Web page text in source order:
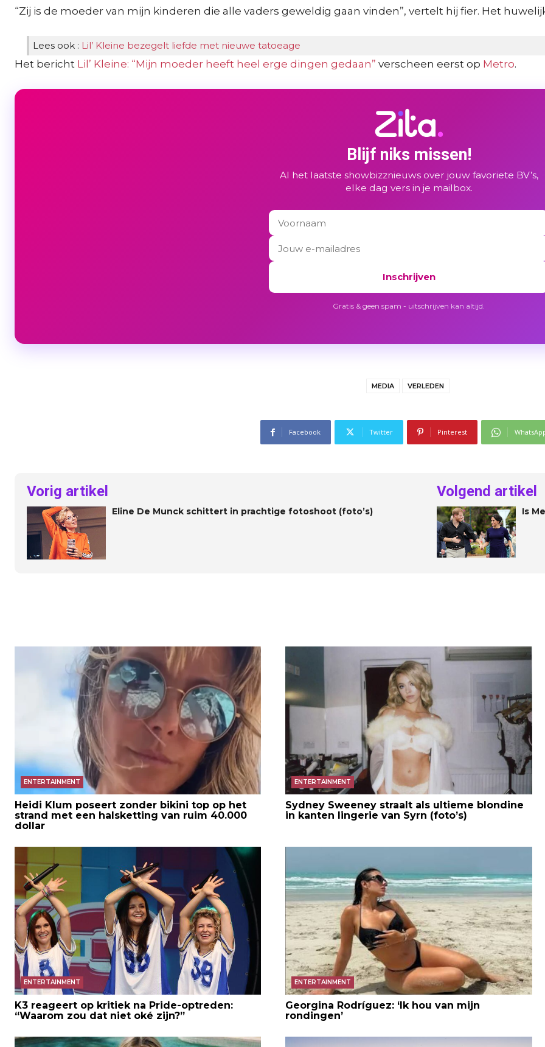
“Zij is de moeder van mijn kinderen die alle vaders geweldig gaan vinden”, vertelt hij fier. Het
Lees ook : Lil’ Kleine bezegelt liefde met nieuwe tatoeage
Het bericht Lil’ Kleine: “Mijn moeder heeft heel erge dingen gedaan” verscheen eerst op Metro.
Blijf niks missen!
Al het laatste showbizznieuws over jouw favoriete BV’s,
elke dag vers in je mailbox.
Inschrijven
Gratis & geen spam - uitschrijven kan altijd.
MEDIA VERLEDEN
Facebook Twitter Pinterest
Vorig artikel
Eline De Munck schittert in prachtige fotoshoot (foto’s)
Volgend artikel
Is
ENTERTAINMENT
Heidi Klum poseert zonder bikini top op het
strand met een halsketting van ruim 40.000
dollar
ENTERTAINMENT
Sydney Sweeney straalt als ultieme blondine
in kanten lingerie van Syrn (foto’s)
ENTERTAINMENT
K3 reageert op kritiek na Pride-optreden:
“Waarom zou dat niet oké zijn?”
ENTERTAINMENT
Georgina Rodríguez: ‘Ik hou van mijn
rondingen’